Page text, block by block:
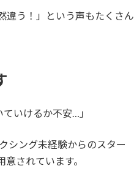
違う！」という声もたくさん
いけるか不安…」
シング未経験からのスター
されています。